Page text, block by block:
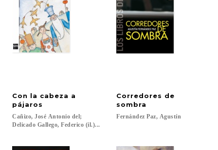
Con la cabeza a
pájaros
Cañizo, José Antonio del;
Delicado Gallego, Federico (il.)...
Corredores de
sombra
Fernández Paz, Agustín